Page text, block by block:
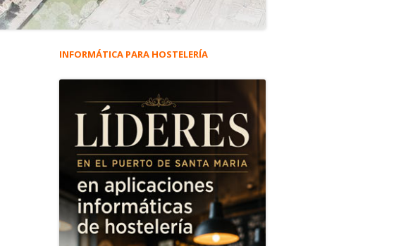
Barra
principal
INFORMÁTICA PARA HOSTELERÍA